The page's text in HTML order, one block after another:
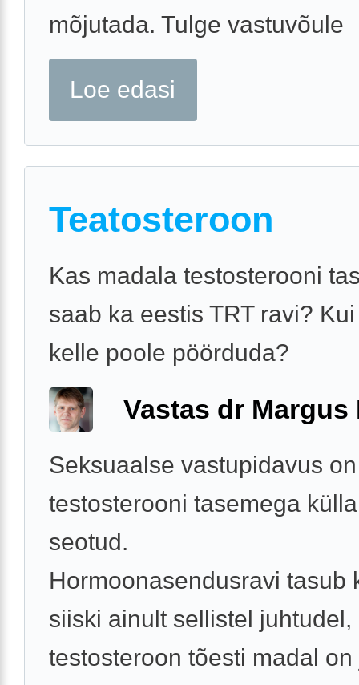
mõjutada. Tulge vastuvõule
Loe edasi
Teatosteroon
Kas madala testosterooni
saab ka eestis TRT ravi?
kelle poole pöörduda?
Vastas dr Margus
Seksuaalse vastupidavus on
testosterooni tasemega
seotud.
Hormoonasendusravi tasub
siiski ainult sellistel juhtudel,
testosteroon tõesti madal on